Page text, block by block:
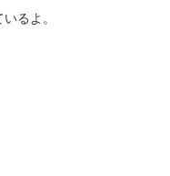
るよ。